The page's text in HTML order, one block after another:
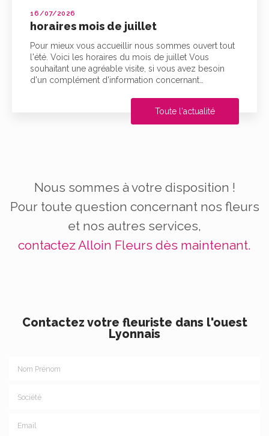
16/07/2026
horaires mois de juillet
Pour mieux vous accueillir nous sommes ouvert tout
l'été. Voici les horaires du mois de juillet Vous
souhaitant une agréable visite, si vous avez besoin
d'un complément d'information concernant…
Toute l'actualité
Nous sommes à votre disposition !
Pour toute question concernant nos fleurs
et nos autres services,
contactez Alloin Fleurs dès maintenant.
Contactez votre fleuriste dans l'ouest
Lyonnais